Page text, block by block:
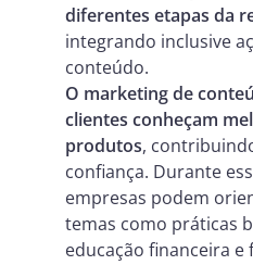
diferentes etapas da
integrando inclusive
conteúdo.
O marketing de
clientes conheçam
produtos,
confiança. Durante
empresas podem
temas como práticas
educação financeira e